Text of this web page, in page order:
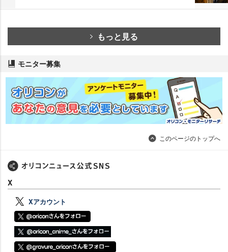
もっと見る
モニター募集
このページのトップへ
X
Xアカウント